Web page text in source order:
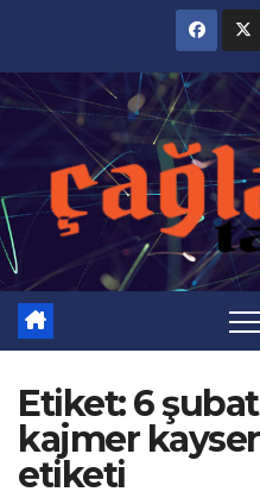
content
Etiket:6
kajmer
etiketi